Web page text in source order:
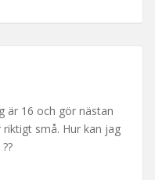
är 16 och gör nästan
små. Hur kan jag